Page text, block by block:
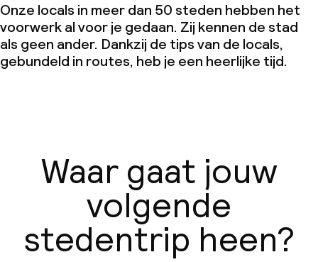
Onze locals in meer dan 50 steden hebben het
voorwerk al voor je gedaan. Zij kennen de stad
als geen ander. Dankzij de tips van de locals,
gebundeld in routes, heb je een heerlijke tijd.
Waar gaat jouw
volgende
stedentrip heen?